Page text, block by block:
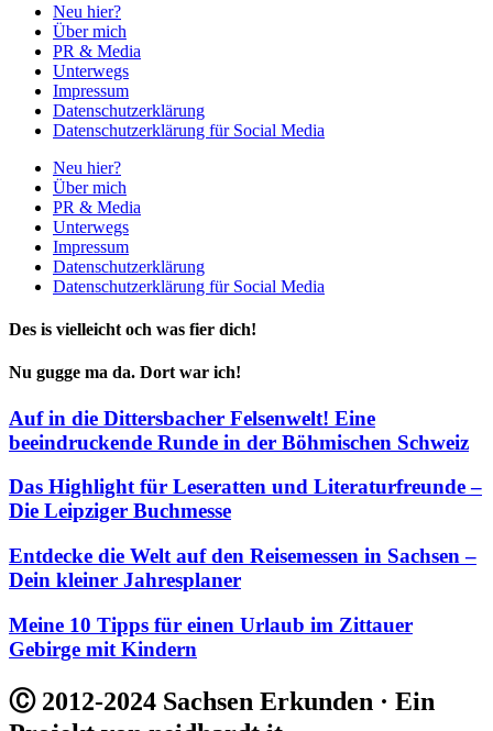
Neu hier?
Über mich
PR & Media
Unterwegs
Impressum
Datenschutzerklärung
Datenschutzerklärung für Social Media
Neu hier?
Über mich
PR & Media
Unterwegs
Impressum
Datenschutzerklärung
Datenschutzerklärung für Social Media
Des is vielleicht och was fier dich!
Nu gugge ma da. Dort war ich!
Auf in die Dittersbacher Felsenwelt! Eine
beeindruckende Runde in der Böhmischen Schweiz
Das Highlight für Leseratten und Literaturfreunde –
Die Leipziger Buchmesse
Entdecke die Welt auf den Reisemessen in Sachsen –
Dein kleiner Jahresplaner
Meine 10 Tipps für einen Urlaub im Zittauer
Gebirge mit Kindern
Ⓒ 2012-2024 Sachsen Erkunden · Ein